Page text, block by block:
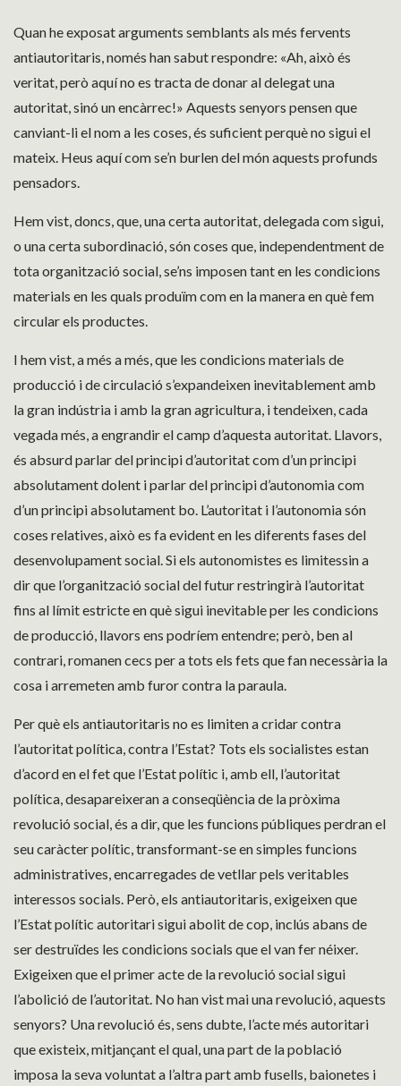
Quan he exposat arguments semblants als més fervents
antiautoritaris, només han sabut respondre: «Ah, això és
veritat, però aquí no es tracta de donar al delegat una
autoritat, sinó un encàrrec!» Aquests senyors pensen que
canviant-li el nom a les coses, és suficient perquè no sigui el
mateix. Heus aquí com se’n burlen del món aquests profunds
pensadors.
Hem vist, doncs, que, una certa autoritat, delegada com sigui,
o una certa subordinació, són coses que, independentment de
tota organització social, se’ns imposen tant en les condicions
materials en les quals produïm com en la manera en què fem
circular els productes.
I hem vist, a més a més, que les condicions materials de
producció i de circulació s’expandeixen inevitablement amb
la gran indústria i amb la gran agricultura, i tendeixen, cada
vegada més, a engrandir el camp d’aquesta autoritat. Llavors,
és absurd parlar del principi d’autoritat com d’un principi
absolutament dolent i parlar del principi d’autonomia com
d’un principi absolutament bo. L’autoritat i l’autonomia són
coses relatives, això es fa evident en les diferents fases del
desenvolupament social. Si els autonomistes es limitessin a
dir que l’organització social del futur restringirà l’autoritat
fins al límit estricte en què sigui inevitable per les condicions
de producció, llavors ens podríem entendre; però, ben al
contrari, romanen cecs per a tots els fets que fan necessària la
cosa i arremeten amb furor contra la paraula.
Per què els antiautoritaris no es limiten a cridar contra
l’autoritat política, contra l’Estat? Tots els socialistes estan
d’acord en el fet que l’Estat polític i, amb ell, l’autoritat
política, desapareixeran a conseqüència de la pròxima
revolució social, és a dir, que les funcions públiques perdran el
seu caràcter polític, transformant-se en simples funcions
administratives, encarregades de vetllar pels veritables
interessos socials. Però, els antiautoritaris, exigeixen que
l’Estat polític autoritari sigui abolit de cop, inclús abans de
ser destruïdes les condicions socials que el van fer néixer.
Exigeixen que el primer acte de la revolució social sigui
l’abolició de l’autoritat. No han vist mai una revolució, aquests
senyors? Una revolució és, sens dubte, l’acte més autoritari
que existeix, mitjançant el qual, una part de la població
imposa la seva voluntat a l’altra part amb fusells, baionetes i